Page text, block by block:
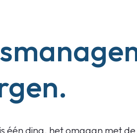
één ding, het omgaan met